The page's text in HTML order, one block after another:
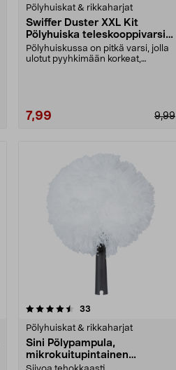
Pölyhuiskat & rikkaharjat
Swiffer Duster XXL Kit
Pölyhuiska teleskooppivarsi,
2 vaihtoliinaa
Pölyhuiskussa on pitkä varsi, jolla
ulotut pyyhkimään korkeat,
7,99 9,99
33
Pölyhuiskat & rikkaharjat
Sini Pölypampula,
mikrokuitupintainen
pölyhuiska